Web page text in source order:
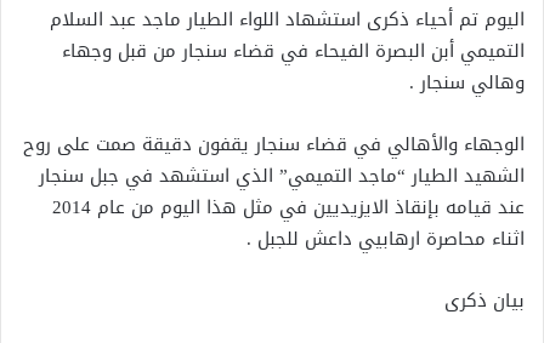
اليوم تم أحياء ذكرى استشهاد اللواء الطيار ماجد عبد السلام
التميمي أبن البصرة الفيحاء في قضاء سنجار من قبل وجهاء
وهالي سنجار .
الوجهاء والأهالي في قضاء سنجار يقفون دقيقة صمت على روح
الشهيد الطيار “ماجد التميمي” الذي استشهد في جبل سنجار
عند قيامه بإنقاذ الايزيديين في مثل هذا اليوم من عام 2014
اثناء محاصرة ارهابيي داعش للجبل .
بيان ذكرى